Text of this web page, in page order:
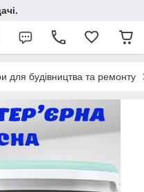
для будівництва та ремонту